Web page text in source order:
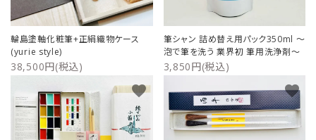
輪島塗軸化粧筆+正絹織物ケース
(yurie style)
38,500円(税込)
筆シャン 詰め替え用パック350ml ～
泡で筆を洗う 業界初 筆用洗浄剤～
3,850円(税込)
favorite favorite